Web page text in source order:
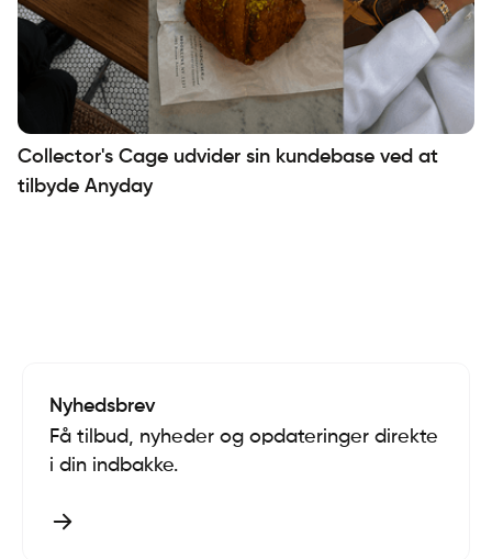
Collector's Cage udvider sin kundebase ved at
tilbyde Anyday
Nyhedsbrev
Få tilbud, nyheder og opdateringer direkte
i din indbakke.